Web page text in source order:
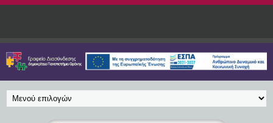
Παράκαμψη προς το κυρίως περιεχόμενο